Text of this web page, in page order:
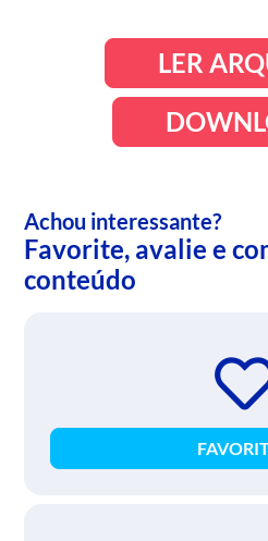
LER
Achou interessante?
Favorite, avalie e
conteúdo